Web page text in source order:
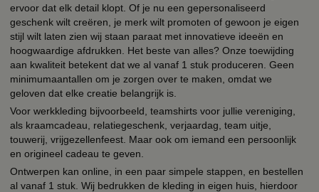
ervoor dat elk detail klopt. Of je nu een gepersonaliseerd
geschenk wilt creëren, je merk wilt promoten of gewoon je eigen
stijl wilt laten zien wij staan paraat met innovatieve ideeën en
hoogwaardige afdrukken. Het beste van alles? Onze toewijding
aan kwaliteit betekent dat we al vanaf 1 stuk produceren. Geen
minimumaantallen om je zorgen over te maken, omdat we
geloven dat elke creatie belangrijk is.
Voor werkkleding bijvoorbeeld, teamshirts voor jullie vereniging,
als kraamcadeau, relatiegeschenk, verjaardag, team uitje,
touwerij, vrijgezellenfeest. Maar ook om iemand een persoonlijk
en origineel cadeau te geven.
Ontwerpen kan online, in een paar simpele stappen, en bestellen
al vanaf 1 stuk. Wij bedrukken de kleding in eigen huis, hierdoor